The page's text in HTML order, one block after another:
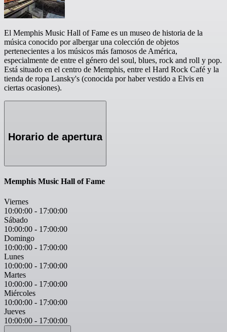
El Memphis Music Hall of Fame es un museo de historia de la
música conocido por albergar una colección de objetos
pertenecientes a los músicos más famosos de América,
especialmente de entre el género del soul, blues, rock and roll y pop.
Está situado en el centro de Memphis, entre el Hard Rock Café y la
tienda de ropa Lansky's (conocida por haber vestido a Elvis en
ciertas ocasiones).
Horario de apertura
Memphis Music Hall of Fame
Viernes
10:00:00 - 17:00:00
Sábado
10:00:00 - 17:00:00
Domingo
10:00:00 - 17:00:00
Lunes
10:00:00 - 17:00:00
Martes
10:00:00 - 17:00:00
Miércoles
10:00:00 - 17:00:00
Jueves
10:00:00 - 17:00:00